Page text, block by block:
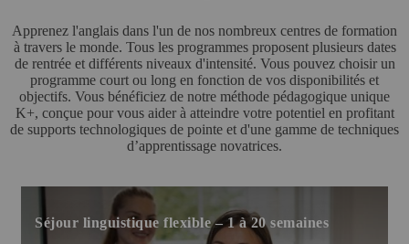
Apprenez l'anglais dans l'un de nos nombreux centres de formation
à travers le monde. Tous les programmes proposent plusieurs dates
de rentrée et différents niveaux d'intensité. Vous pouvez choisir un
programme court ou long en fonction de vos disponibilités et
objectifs. Vous bénéficiez de notre méthode pédagogique unique
K+, conçue pour vous aider à atteindre votre potentiel en profitant
de supports technologiques de pointe et d'une gamme de techniques
d’apprentissage novatrices.
Séjour linguistique flexible – 1 à 20 semaines